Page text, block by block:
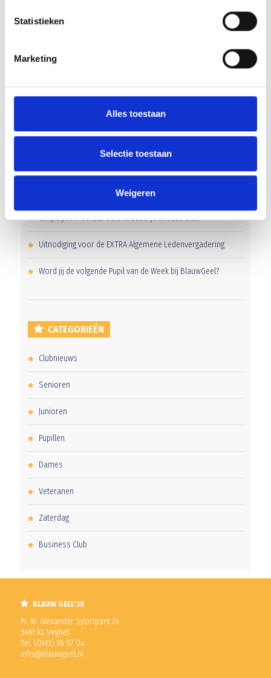
Statistieken
Marketing
Alles toestaan
Selectie toestaan
Weigeren
RECENT NIEUWS
Overwinning op Mierlo Hout
Gelijkspel in eerste oefenwedstrijd tweede blok
Uitnodiging voor de EXTRA Algemene Ledenvergadering
Word jij de volgende Pupil van de Week bij BlauwGeel?
CATEGORIEËN
Clubnieuws
Senioren
Junioren
Pupillen
Dames
Veteranen
Zaterdag
Business Club
BLAUW GEEL'38
Pr. W. Alexander Sportpark 24
5461 XL Veghel
Tel. (0413) 36 57 04
info@blauwgeel.nl